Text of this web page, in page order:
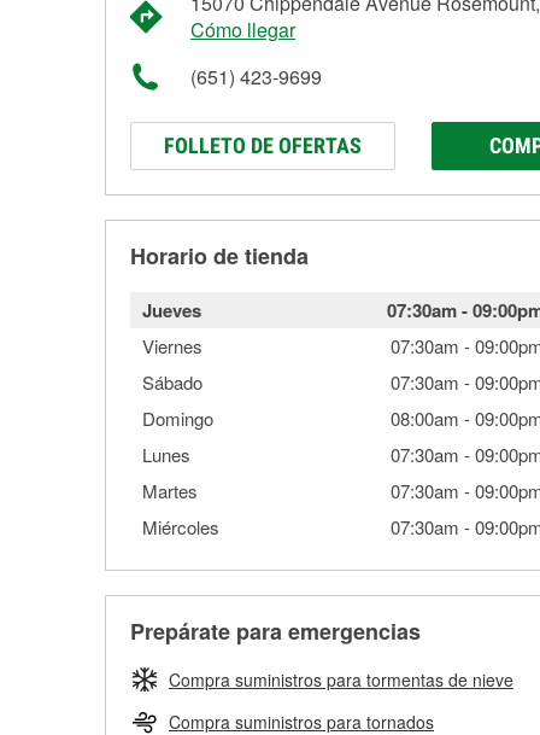
Cómo llegar
(651) 423-9699
FOLLETO DE OFERTAS
Horario de tienda
Jueves 07:30am-
Viernes 07:30am -
Sábado
07:30am -
Domingo
08:00am -
Lunes
07:30am -
Martes
07:30am -
Miércoles
07:30am -
Prepárate para emergencias
Compra suministros para tormentas de nieve
Compra suministros para tornados